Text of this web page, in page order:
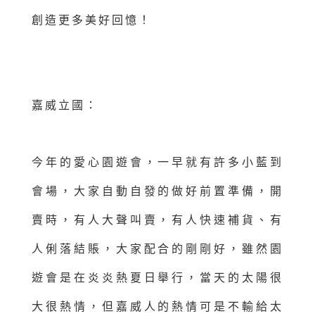
創造更多美好回憶！
嘉威立國：
今年的愛心園遊會，一早就有許多小藍到
會場，大家自動自發的做好前置準備，開
賣時，有人大聲叫賣，有人快速補貨、有
人俐落結賬，大家配合的剛剛好，雖然園
遊會是在炎炎熱夏日舉行，當天的太陽很
大很熱情，但嘉威人的熱情可是不輸給太